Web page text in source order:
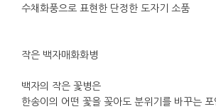
작은 백자매화화병
백자의 작은 꽃병은
한송이의 어떤 꽃을 꽂아도 분위기를 바꾸는